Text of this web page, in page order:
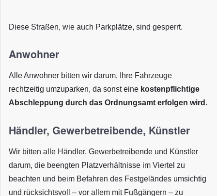
Diese Straßen, wie auch Parkplätze, sind gesperrt.
Anwohner
Alle Anwohner bitten wir darum, Ihre Fahrzeuge
rechtzeitig umzuparken, da sonst eine kostenpflichtige
Abschleppung durch das Ordnungsamt erfolgen wird .
Händler, Gewerbetreibende, Künstler
Wir bitten alle Händler, Gewerbetreibende und Künstler
darum, die beengten Platzverhältnisse im Viertel zu
beachten und beim Befahren des Festgeländes umsichtig
und rücksichtsvoll – vor allem mit Fußgängern – zu